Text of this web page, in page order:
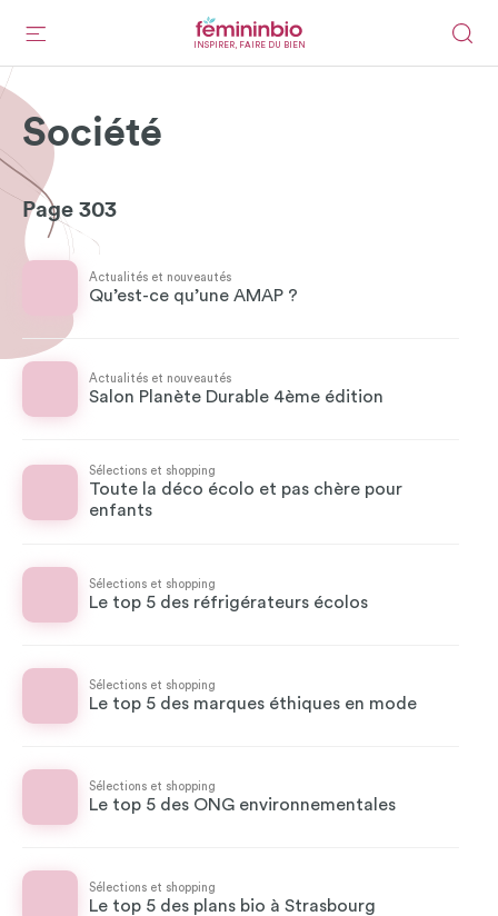
INSPIRER, FAIRE DU BIEN
Société
Page 303
Actualités et nouveautés
Qu’est-ce qu’une AMAP ?
Actualités et nouveautés
Salon Planète Durable 4ème édition
Sélections et shopping
Toute la déco écolo et pas chère pour
enfants
Sélections et shopping
Le top 5 des réfrigérateurs écolos
Sélections et shopping
Le top 5 des marques éthiques en mode
Sélections et shopping
Le top 5 des ONG environnementales
Sélections et shopping
Le top 5 des plans bio à Strasbourg